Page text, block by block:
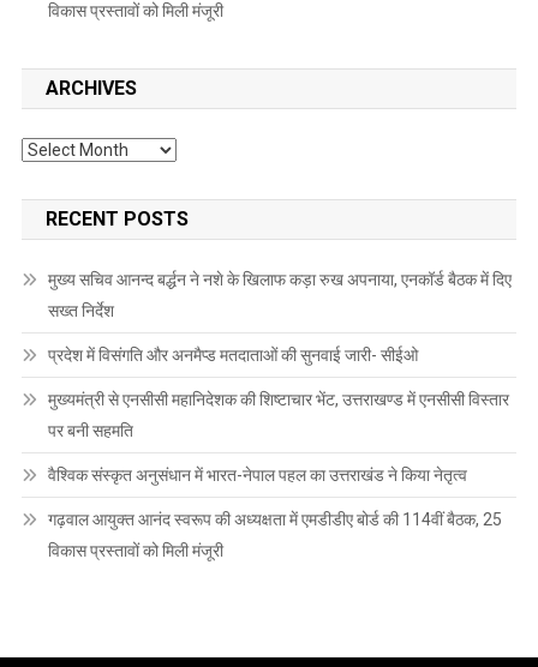
विकास प्रस्तावों को मिली मंजूरी
ARCHIVES
Archives
RECENT POSTS
मुख्य सचिव आनन्द बर्द्धन ने नशे के खिलाफ कड़ा रुख अपनाया, एनकॉर्ड बैठक में दिए
सख्त निर्देश
प्रदेश में विसंगति और अनमैप्ड मतदाताओं की सुनवाई जारी- सीईओ
मुख्यमंत्री से एनसीसी महानिदेशक की शिष्टाचार भेंट, उत्तराखण्ड में एनसीसी विस्तार
पर बनी सहमति
वैश्विक संस्कृत अनुसंधान में भारत-नेपाल पहल का उत्तराखंड ने किया नेतृत्व
गढ़वाल आयुक्त आनंद स्वरूप की अध्यक्षता में एमडीडीए बोर्ड की 114वीं बैठक, 25
विकास प्रस्तावों को मिली मंजूरी